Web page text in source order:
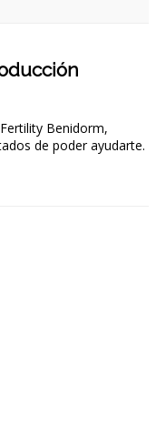
Benidorm,
de poder ayudarte.